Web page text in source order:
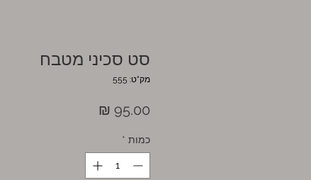
סט סכיני מטבח
מק"ט: 555
כמות *